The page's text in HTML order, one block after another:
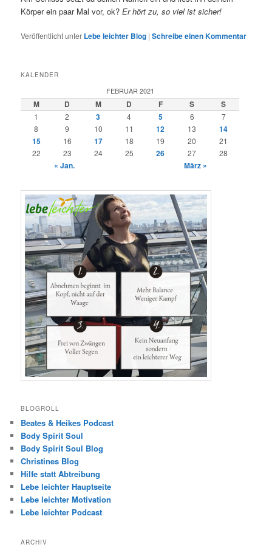
Körper ein paar Mal vor, ok? Er hört zu, so viel ist sicher!
Veröffentlicht unter Lebe leichter Blog |Schreibe einen Kommentar
KALENDER
FEBRUAR 2021
M D M D F S S
1 2 3 4 5 6
7
8
9 10 11 12 13
14
15
16 17 18 19 20
21
22
23 24 25 26 27 28
« Jan. März »
BLOGROLL
Beates & Heikes Podcast
Body Spirit Soul
Body Spirit Soul Blog
Christines Blog
Hilfe statt Abtreibung
Lebe leichter Hauptseite
Lebe leichter Motivation
Lebe leichter Podcast
ARCHIV